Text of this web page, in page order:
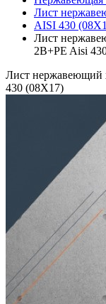
Лист
AISI 430
Лист
2B+PE Aisi
Лист нержавеющий
430 (08Х17)